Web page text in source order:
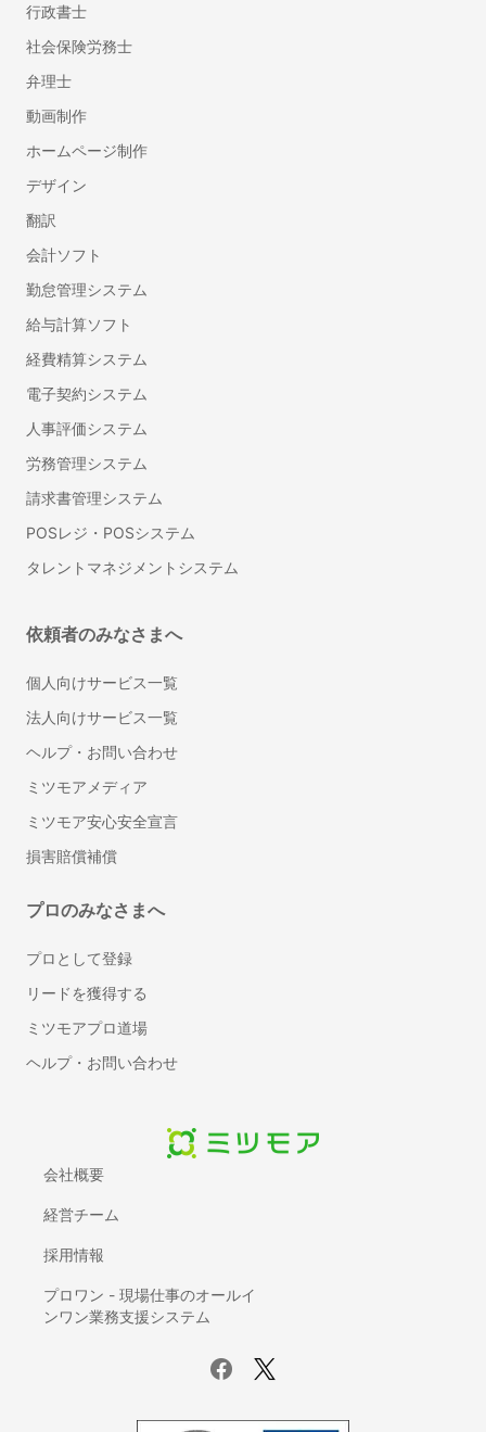
会社概要
経営チーム
採用情報
プロワン - 現場仕事のオールイ
ンワン業務支援システム
行政書士
社会保険労務士
弁理士
動画制作
ホームページ制作
デザイン
翻訳
会計ソフト
勤怠管理システム
給与計算ソフト
経費精算システム
電子契約システム
人事評価システム
労務管理システム
請求書管理システム
POSレジ・POSシステム
タレントマネジメントシステム
依頼者のみなさまへ
個人向けサービス一覧
法人向けサービス一覧
ヘルプ・お問い合わせ
ミツモアメディア
ミツモア安心安全宣言
損害賠償補償
プロのみなさまへ
プロとして登録
リードを獲得する
ミツモアプロ道場
ヘルプ・お問い合わせ